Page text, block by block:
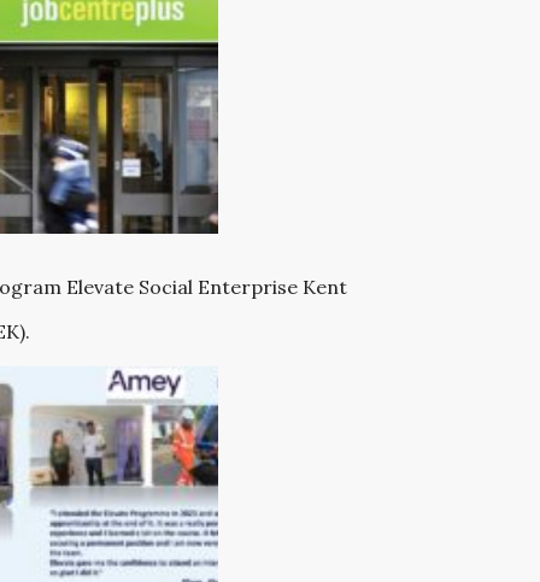
Elevate Social Enterprise Kent